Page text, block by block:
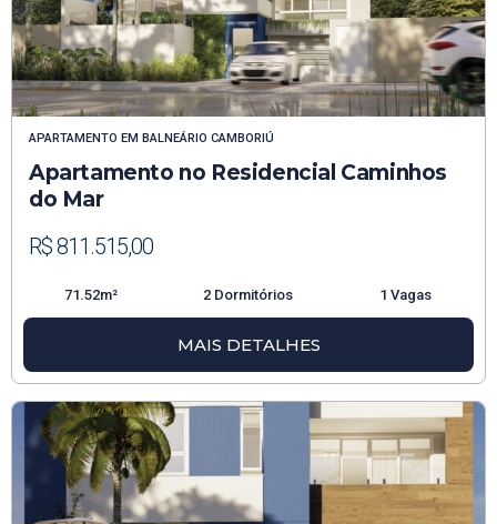
APARTAMENTO EM BALNEÁRIO CAMBORIÚ
Apartamento no Residencial Caminhos
do Mar
R$ 811.515,00
71.52m² 2 Dormitórios 1 Vagas
MAIS DETALHES